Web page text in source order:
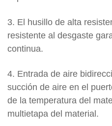
3. El husillo de alta
resistente al desgaste
continua.
4. Entrada de aire
succión de aire en el
de la temperatura del
multietapa del material.